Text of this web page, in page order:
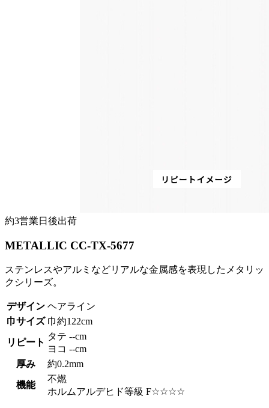
約3営業日後出荷
METALLIC CC-TX-5677
ステンレスやアルミなどリアルな金属感を表現したメタリッ
クシリーズ。
デザイン ヘアライン
巾サイズ 巾約122cm
リピート
タテ --cm
ヨコ --cm
厚み
約0.2mm
機能
不燃
ホルムアルデヒド等級 F☆☆☆☆